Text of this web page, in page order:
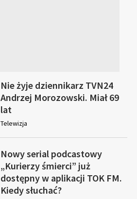
Nie żyje dziennikarz TVN24
Andrzej Morozowski. Miał 69
lat
Telewizja
Nowy serial podcastowy
„Kurierzy śmierci” już
dostępny w aplikacji TOK FM.
Kiedy słuchać?